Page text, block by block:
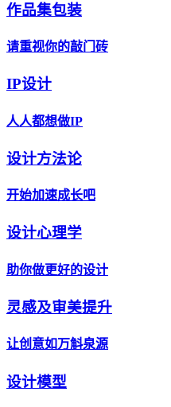
作品集包装
请重视你的敲门砖
IP设计
人人都想做IP
设计方法论
开始加速成长吧
设计心理学
助你做更好的设计
灵感及审美提升
让创意如万斛泉源
设计模型